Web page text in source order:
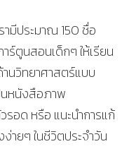
มีประมาณ 150 ชื่อ
ร์ตูนสอนเด็กๆ ให้เรียน
านวิทยาศาสตร์แบบ
นหนังสือภาพ
รอด หรือ แนะนำการแก้
ยๆ ในชีวิตประจำวัน